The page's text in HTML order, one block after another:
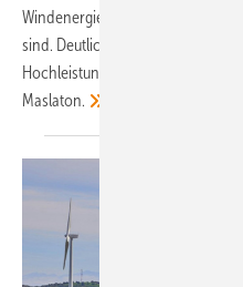
Windenergieanlagen Teil einer
sind. Deutlich wird dies beim
Hochleistungsmagneten. Ein
Maslaton.